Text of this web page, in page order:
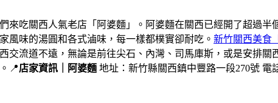
吃關西人氣老店「阿婆麵」。阿婆麵在關西已經開了超過半
風味的湯圓和各式滷味，每一樣都樸實卻耐吃。 新竹關西美食
交流道不遠，無論是前往尖石、內灣、司馬庫斯，或是安排關
📍店家資訊｜阿婆麵 地址：新竹縣關西鎮中豐路一段270號 電